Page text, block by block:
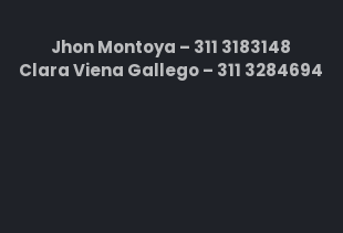
Jhon Montoya – 311 3183148
Clara Viena Gallego – 311 3284694